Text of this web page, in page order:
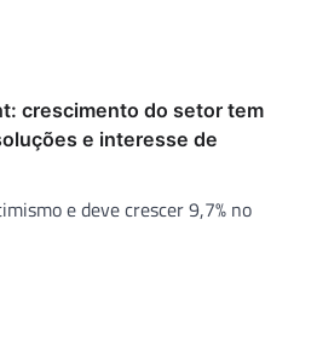
crescimento do setor tem
e interesse de
e deve crescer 9,7% no